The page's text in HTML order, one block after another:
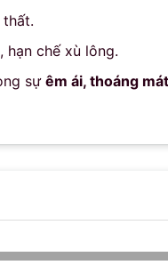
hạn chế xù lông.
sự êm ái, thoáng